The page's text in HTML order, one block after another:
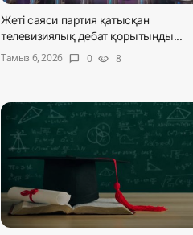
Жеті саяси партия қатысқан
телевизиялық дебат қорытынды...
Тамыз 6, 2026
chat_bubble 0 visibility 8